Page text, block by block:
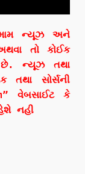
ન્યૂઝ અને
અથવા તો કોઈક
છે. ન્યૂઝ તથા
તથા સોર્સની
વેબસાઈટ કે
નહી